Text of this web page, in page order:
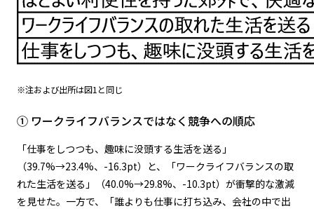
※注および出所は図1と同じ
① ワークライフバランスではなく競争への順応
「仕事をしつつも、趣味に没頭する生活を送る」
（39.7%→23.4%、-16.3pt）と、「ワークライフバランスの取
れた生活を送る」（40.0%→29.8%、-10.3pt）が衝撃的な激減
を見せた。一方で、「誰よりも仕事に打ち込み、会社の中で出